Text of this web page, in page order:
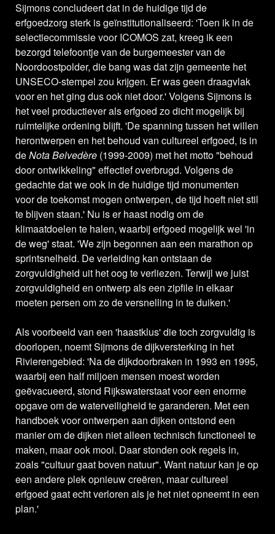
Sijmons concludeert dat in de huidige tijd de
erfgoedzorg sterk is geïnstitutionaliseerd: 'Toen ik in de
selectiecommissie voor ICOMOS zat, kreeg ik een
bezorgd telefoontje van de burgemeester van de
Noordoostpolder, die bang was dat zijn gemeente het
UNSECO-stempel zou krijgen. Er was geen draagvlak
voor en het ging dus ook niet door.' Volgens Sijmons is
het veel productiever als erfgoed zo dicht mogelijk bij
ruimtelijke ordening blijft. 'De spanning tussen het willen
herontwerpen en het behoud van cultureel erfgoed, is in
deNota Belvedère (1999-2009) met het motto "behoud
door ontwikkeling" effectief overbrugd. Volgens de
gedachte dat we ook in de huidige tijd monumenten
voor de toekomst mogen ontwerpen, de tijd hoeft niet stil
te blijven staan.' Nu is er haast nodig om de
klimaatdoelen te halen, waarbij erfgoed mogelijk wel 'in
de weg' staat. 'We zijn begonnen aan een marathon op
sprintsnelheid. De verleiding kan ontstaan de
zorgvuldigheid uit het oog te verliezen. Terwijl we juist
zorgvuldigheid en ontwerp als een zipfile in elkaar
moeten persen om zo de versnelling in te duiken.'
Als voorbeeld van een 'haastklus' die toch zorgvuldig is
doorlopen, noemt Sijmons de dijkversterking in het
Rivierengebied: 'Na de dijkdoorbraken in 1993 en 1995,
waarbij een half miljoen mensen moest worden
geëvacueerd, stond Rijkswaterstaat voor een enorme
opgave om de waterveiligheid te garanderen. Met een
handboek voor ontwerpen aan dijken ontstond een
manier om de dijken niet alleen technisch functioneel te
maken, maar ook mooi. Daar stonden ook regels in,
zoals "cultuur gaat boven natuur". Want natuur kan je op
een andere plek opnieuw creëren, maar cultureel
erfgoed gaat echt verloren als je het niet opneemt in een
plan.'